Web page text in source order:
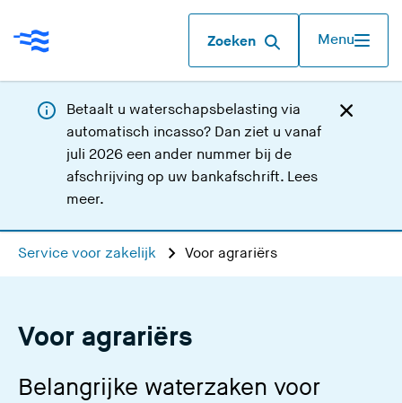
Zoeken Menu
Betaalt u waterschapsbelasting via
automatisch incasso? Dan ziet u vanaf
juli 2026 een ander nummer bij de
afschrijving op uw bankafschrift. Lees
meer.
Service voor zakelijk Voor agrariërs
Voor agrariërs
Belangrijke waterzaken voor